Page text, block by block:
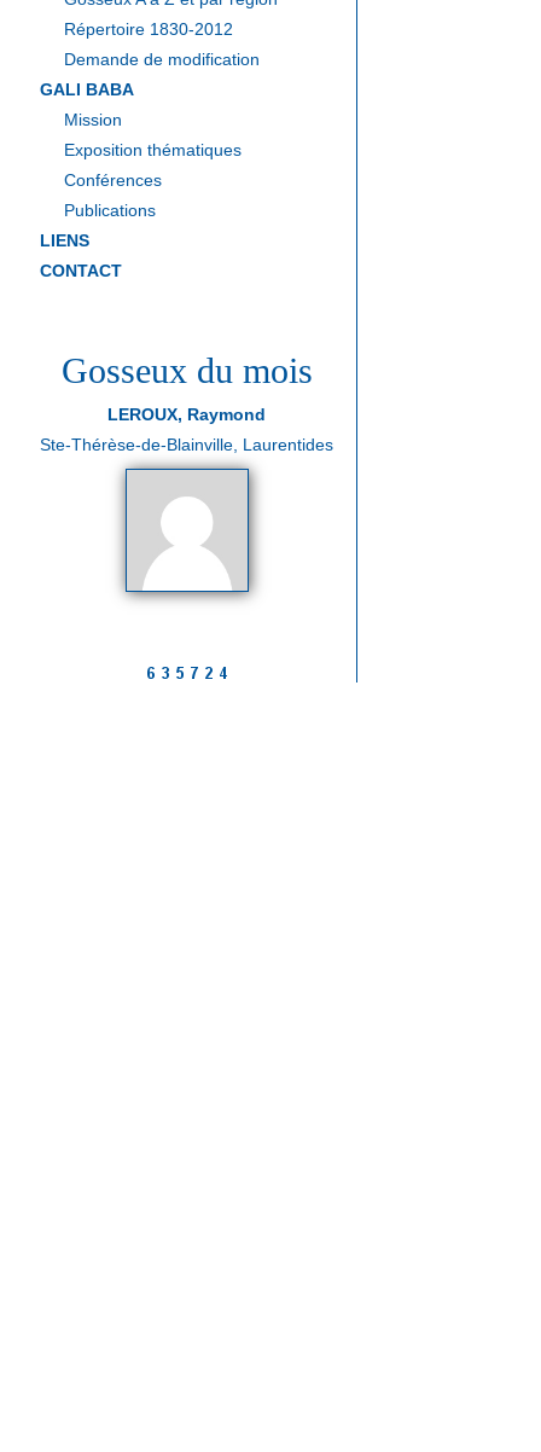
Répertoire 1830-2012
Demande de modification
GALI BABA
Mission
Exposition thématiques
Conférences
Publications
LIENS
CONTACT
Gosseux du mois
LEROUX, Raymond
Ste-Thérèse-de-Blainville, Laurentides